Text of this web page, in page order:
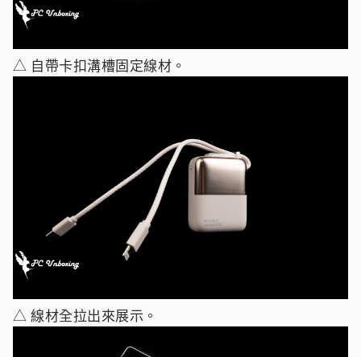
△ 自帶卡扣溝槽固定線材。
△ 線材全拉出來展示。